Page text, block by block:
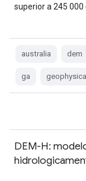
superior a 245 000
australia dem
ga geophysical
DEM-H: